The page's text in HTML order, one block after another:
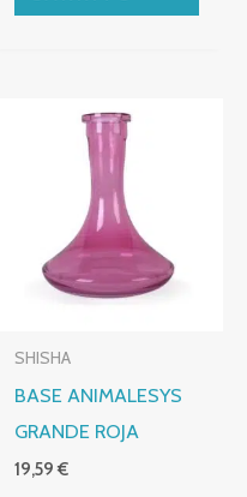
SHISHA
BASE ANIMALESYS
GRANDE ROJA
19,59€